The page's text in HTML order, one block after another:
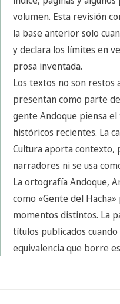
volumen. Esta revisión
la base anterior solo
y declara los límites en
prosa inventada.
Los textos no son restos
presentan como parte
gente Andoque piensa
históricos recientes. La
Cultura aporta contexto,
narradores ni se usa
La ortografía Andoque,
como «Gente del
momentos distintos. La
títulos publicados
equivalencia que borre